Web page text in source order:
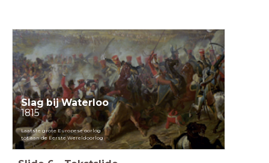
Slag bij Waterloo
1815
Laatste grote Europese oorlog
tot aan de Eerste Wereldoorlog